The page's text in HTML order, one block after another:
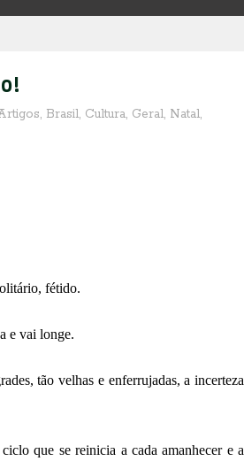
, Brasil, Cultura, Geral, Natal,
fétido.
e vai longe.
tão velhas e enferrujadas, a incerteza
que se reinicia a cada amanhecer e a